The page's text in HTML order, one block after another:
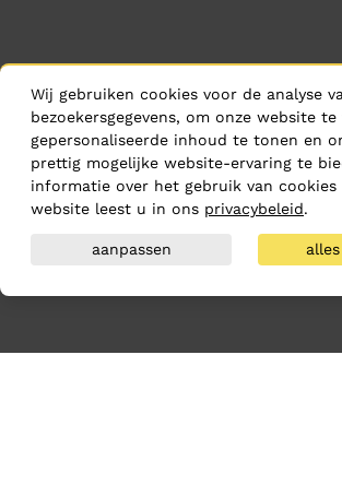
Wij gebruiken cookies voor de analyse
bezoekersgegevens, om onze website te
gepersonaliseerde inhoud te tonen en
prettig mogelijke website-ervaring te
informatie over het gebruik van cookies
website leest u in ons privacybeleid.
aanpassen